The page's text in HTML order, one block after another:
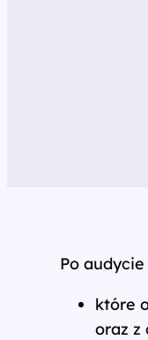
Po audycie
które
oraz z